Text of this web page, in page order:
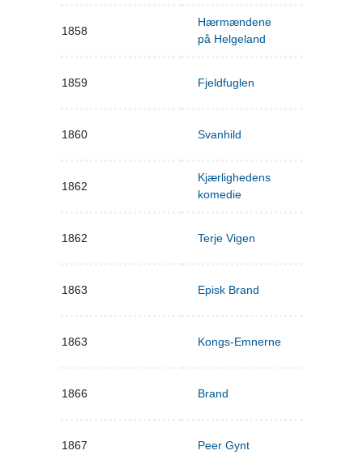
1858
Hærmændene
på Helgeland
1859 Fjeldfuglen
1860 Svanhild
1862
Kjærlighedens
komedie
1862 Terje Vigen
1863 Episk Brand
1863 Kongs-Emnerne
1866 Brand
1867 Peer Gynt